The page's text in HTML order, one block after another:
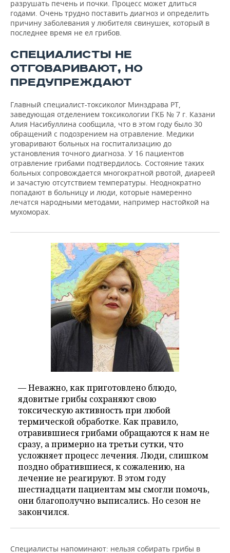
разрушать печень и почки. Процесс может длиться
годами. Очень трудно поставить диагноз и определить
причину заболевания у любителя свинушек, который в
последнее время не ел грибов.
СПЕЦИАЛИСТЫ НЕ
ОТГОВАРИВАЮТ, НО
ПРЕДУПРЕЖДАЮТ
Главный специалист-токсиколог Минздрава РТ,
заведующая отделением токсикологии ГКБ № 7 г. Казани
Алия Насибуллина сообщила, что в этом году было 30
обращений с подозрением на отравление. Медики
уговаривают больных на госпитализацию до
установления точного диагноза. У 16 пациентов
отравление грибами подтвердилось. Состояние таких
больных сопровождается многократной рвотой, диареей
и зачастую отсутствием температуры. Неоднократно
попадают в больницу и люди, которые намеренно
лечатся народными методами, например настойкой на
мухоморах.
— Неважно, как приготовлено блюдо,
ядовитые грибы сохраняют свою
токсическую активность при любой
термической обработке. Как правило,
отравившиеся грибами обращаются к нам не
сразу, а примерно на третьи сутки, что
усложняет процесс лечения. Люди, слишком
поздно обратившиеся, к сожалению, на
лечение не реагируют. В этом году
шестнадцати пациентам мы смогли помочь,
они благополучно выписались. Но сезон не
закончился.
Специалисты напоминают: нельзя собирать грибы в